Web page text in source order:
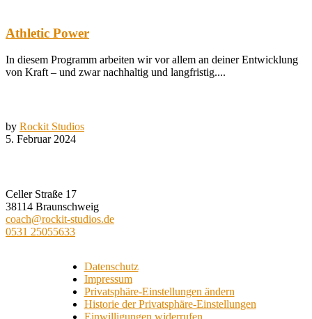
Athletic Power
In diesem Programm arbeiten wir vor allem an deiner Entwicklung
von Kraft – und zwar nachhaltig und langfristig....
by Rockit Studios
5. Februar 2024
Celler Straße 17
38114 Braunschweig
coach@rockit-studios.de
0531 25055633
Datenschutz
Impressum
Privatsphäre-Einstellungen ändern
Historie der Privatsphäre-Einstellungen
Einwilligungen widerrufen